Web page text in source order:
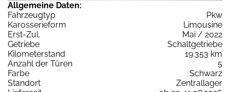
Allgemeine Daten:
Fahrzeugtyp
Pkw
Karosserieform
Limousine
Erst-Zul.
Mai / 2022
Getriebe
Schaltgetriebe
Kilometerstand
19.353 km
Anzahl der Türen
5
Farbe
Schwarz
Standort
Zentrallager